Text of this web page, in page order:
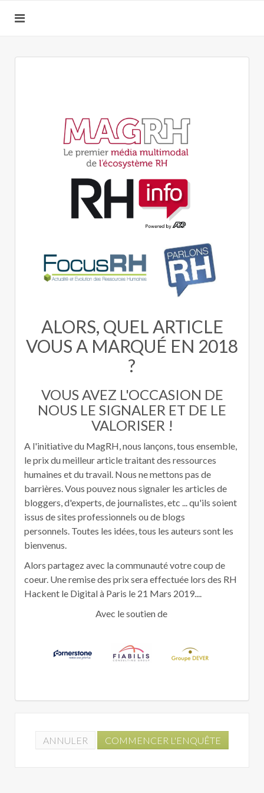
ALORS, QUEL ARTICLE
VOUS A MARQUÉ EN 2018
?
VOUS AVEZ L'OCCASION DE
NOUS LE SIGNALER ET DE LE
VALORISER !
A l'initiative du MagRH, nous lançons, tous ensemble,
le prix du meilleur article traitant des ressources
humaines et du travail. Nous ne mettons pas de
barrières. Vous pouvez nous signaler les articles de
bloggers, d'experts, de journalistes, etc ... qu'ils soient
issus de sites professionnels ou de blogs
personnels. Toutes les idées, tous les auteurs sont les
bienvenus.
Alors partagez avec la communauté votre coup de
coeur. Une remise des prix sera effectuée lors des RH
Hackent le Digital à Paris le 21 Mars 2019....
Avec le soutien de
ANNULER COMMENCER L'ENQUÊTE